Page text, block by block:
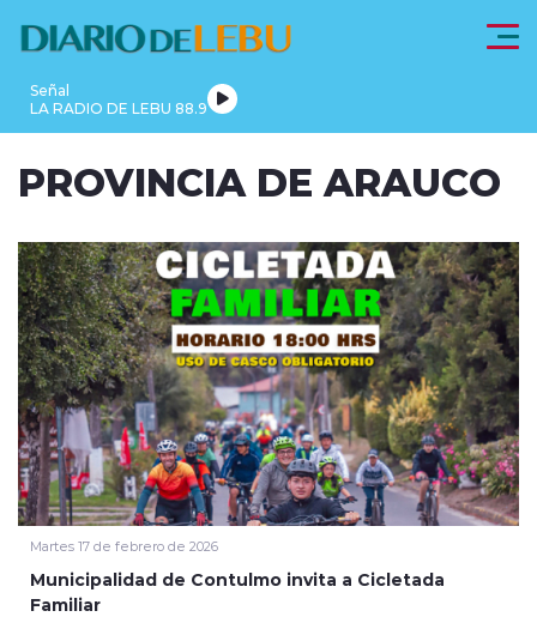
Señal
LA RADIO DE LEBU 88.9
LEBU
PROVINCIA
DE
ARAUCO
REGIONALESFRONTELACTUALIDAD
modo claro
PROVINCIA DE ARAUCO
Martes 17 de febrero de 2026
Municipalidad de Contulmo invita a Cicletada
Familiar